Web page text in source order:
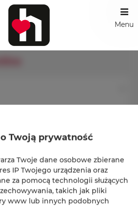
Menu
Twoją prywatność
Twoje dane osobowe zbierane
IP Twojego urządzenia oraz
za pomocą technologii służących
takich jak pliki
www lub innych podobnych